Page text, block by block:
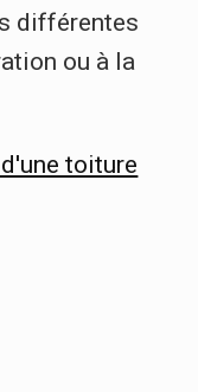
différentes
ou à la
toiture